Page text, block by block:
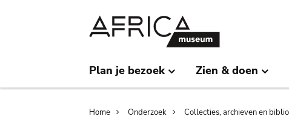
Plan je bezoek Zien & doen
Breadcrumb
Home Onderzoek Collecties, archieven en